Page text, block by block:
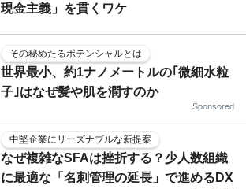
現金主義」を貫くワケ
その秘めたるポテンシャルとは
世界最小、約1ナノメートルの｢微細水粒
子｣はなぜ髪や肌を潤すのか
Sponsored
中堅企業にリーズナブルな新提案
なぜ複雑なSFAは挫折する？少人数組織
に最適な「名刺管理の延長」で進めるDX